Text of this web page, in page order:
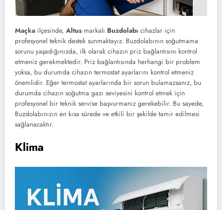
Maçka ilçesinde, Altus markalı Buzdolabı cihazlar için
profesyonel teknik destek sunmaktayız. Buzdolabının soğutmama
sorunu yaşadığınızda, ilk olarak cihazın priz bağlantısını kontrol
etmeniz gerekmektedir. Priz bağlantısında herhangi bir problem
yoksa, bu durumda cihazın termostat ayarlarını kontrol etmeniz
önemlidir. Eğer termostat ayarlarında bir sorun bulamazsanız, bu
durumda cihazın soğutma gazı seviyesini kontrol etmek için
profesyonel bir teknik servise başvurmanız gerekebilir. Bu sayede,
Buzdolabınızın en kısa sürede ve etkili bir şekilde tamir edilmesi
sağlanacaktır.
Klima